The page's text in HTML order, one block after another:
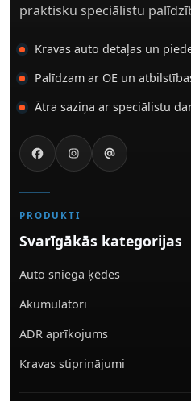
praktisku speciālistu
Kravas auto detaļas un
Palīdzam ar OE un
Ātra saziņa ar speciālistu
PRODUKTI
Svarīgākās kategorijas
Auto sniega ķēdes
Akumulatori
ADR aprīkojums
Kravas stiprinājumi